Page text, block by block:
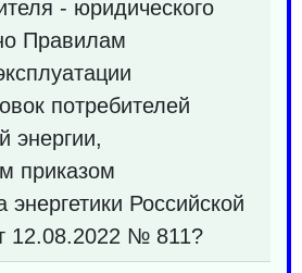
- юридического
Правилам
потребителей
энергии,
приказом
энергетики Российской
12.08.2022 № 811?